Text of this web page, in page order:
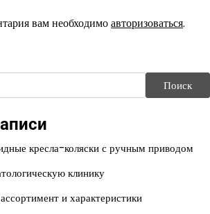
вам необходимоавторизоваться.
Поиск
кресла-коляски с ручным приводом
клинику
и характеристики